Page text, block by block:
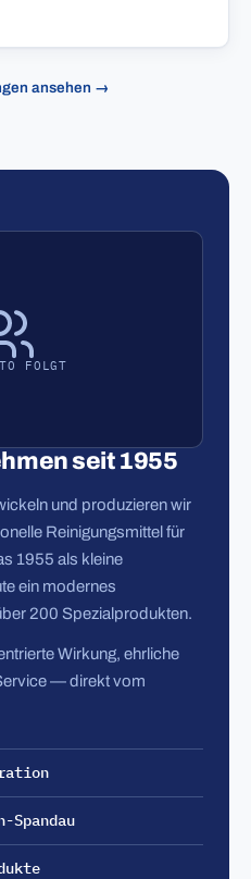
ansehen →
FOLGT
seit 1955
und produzieren wir
Reinigungsmittel für
1955 als kleine
ein modernes
200 Spezialprodukten.
Wirkung, ehrliche
— direkt vom